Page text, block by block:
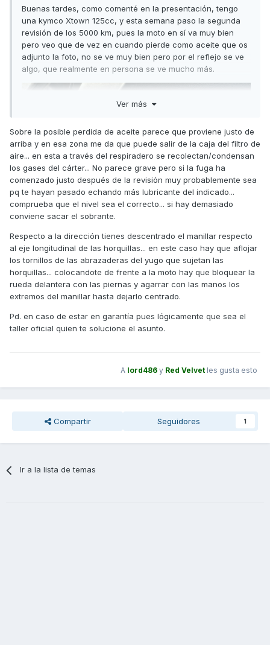
Buenas tardes, como comenté en la presentación, tengo
una kymco Xtown 125cc, y esta semana paso la segunda
revisión de los 5000 km, pues la moto en sí va muy bien
pero veo que de vez en cuando pierde como aceite que os
adjunto la foto, no se ve muy bien pero por el reflejo se ve
algo, que realmente en persona se ve mucho más.
pensaba que era gasolina pero no huele a nada de eso,
podria ser algo que este flojo?
Por otra parte, eso lo llevo viendo casi desde el principio,
cuando voy por carretera tengo que ir un poco inclinado
porque si pongo el manillar recto tira un poco hacia la
Ver más
Sobre la posible perdida de aceite parece que proviene justo de
arriba y en esa zona me da que puede salir de la caja del filtro de
aire... en esta a través del respiradero se recolectan/condensan
los gases del cárter... No parece grave pero si la fuga ha
comenzado justo después de la revisión muy probablemente sea
pq te hayan pasado echando más lubricante del indicado...
comprueba que el nivel sea el correcto... si hay demasiado
conviene sacar el sobrante.
Respecto a la dirección tienes descentrado el manillar respecto
al eje longitudinal de las horquillas... en este caso hay que aflojar
los tornillos de las abrazaderas del yugo que sujetan las
horquillas... colocandote de frente a la moto hay que bloquear la
rueda delantera con las piernas y agarrar con las manos los
extremos del manillar hasta dejarlo centrado.
Pd. en caso de estar en garantía pues lógicamente que sea el
taller oficial quien te solucione el asunto.
A lord486 y Red Velvet les gusta esto
Compartir Seguidores 1
Ir a la lista de temas